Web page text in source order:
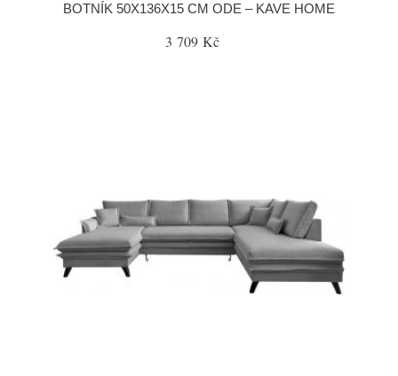
BOTNÍK 50X136X15 CM ODE – KAVE HOME
3 709 Kč